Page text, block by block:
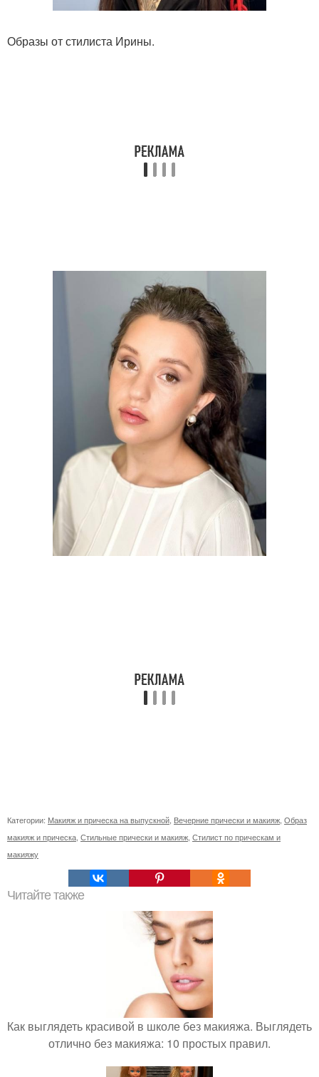
Образы от стилиста Ирины.
Категории: Макияж и прическа на выпускной, Вечерние прически и макияж, Образ
макияж и прическа, Стильные прически и макияж, Стилист по прическам и
макияжу
Читайте также
Как выглядеть красивой в школе без макияжа. Выглядеть
отлично без макияжа: 10 простых правил.